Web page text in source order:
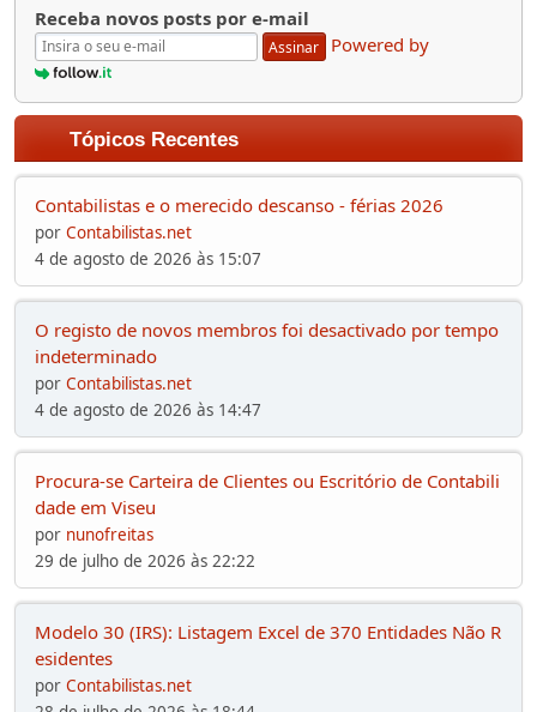
Receba novos posts por e-mail
Assinar Powered by
Tópicos Recentes
Contabilistas e o merecido descanso - férias 2026
por Contabilistas.net
4 de agosto de 2026 às 15:07
O registo de novos membros foi desactivado por tempo
indeterminado
por Contabilistas.net
4 de agosto de 2026 às 14:47
Procura-se Carteira de Clientes ou Escritório de Contabili
dade em Viseu
por nunofreitas
29 de julho de 2026 às 22:22
Modelo 30 (IRS): Listagem Excel de 370 Entidades Não R
esidentes
por Contabilistas.net